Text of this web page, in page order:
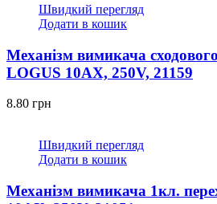
Швидкий перегляд
Додати в кошик
Механізм вимикача
LOGUS 10АХ, 250V, 21159
8.80 грн
Швидкий перегляд
Додати в кошик
Механізм вимикача 1кл.